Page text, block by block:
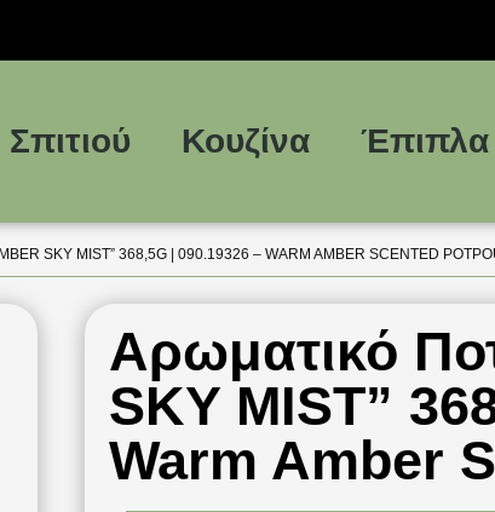
Κουζίνα Έπιπλα
SKY MIST” 368,5G | 090.19326 – WARM AMBER SCENTED
Αρωματικό
SKY MIST”
Warm Amber